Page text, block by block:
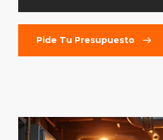
Pide Tu Presupuesto